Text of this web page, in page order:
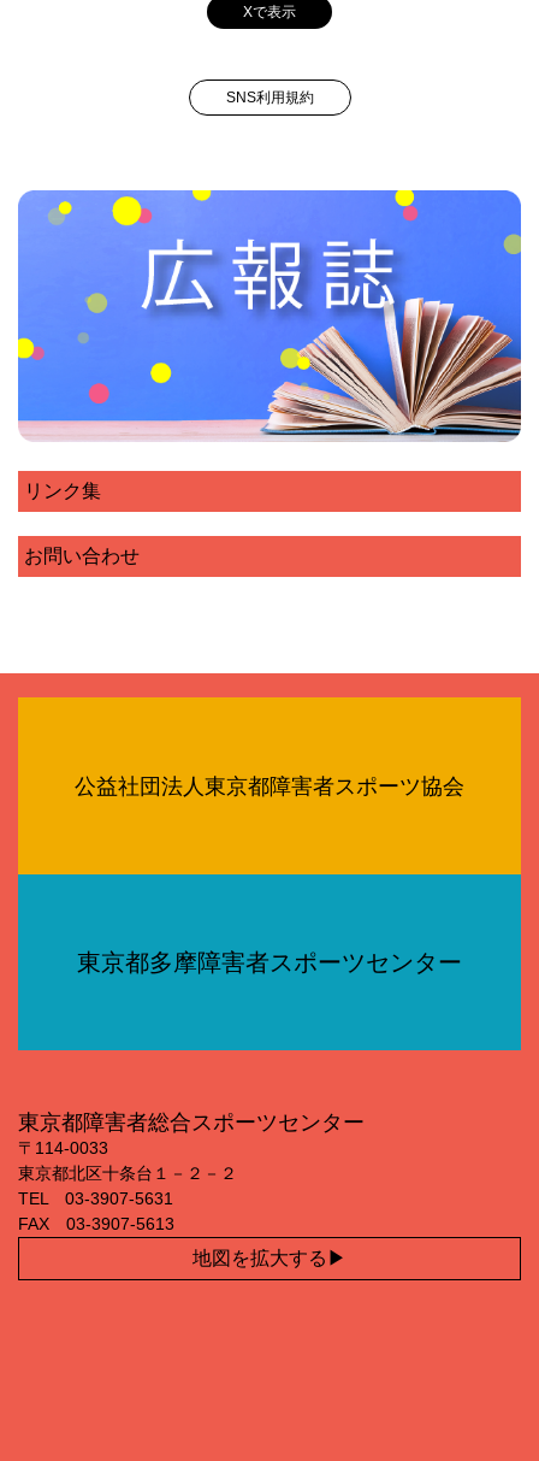
Xで表示
SNS利用規約
リンク集
お問い合わせ
公益社団法人東京都障害者スポーツ協会
東京都多摩障害者スポーツセンター
東京都障害者総合スポーツセンター
〒114‐0033
東京都北区十条台１－２－２
TEL 03‐3907‐5631
FAX 03‐3907‐5613
地図を拡大する